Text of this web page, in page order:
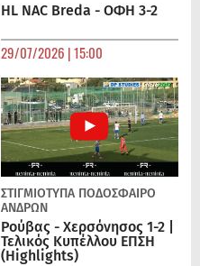
HL NAC Breda - ΟΦΗ 3-2
29/07/2026 | 15:00
ΣΤΙΓΜΙΟΤΥΠΑ ΠΟΔΌΣΦΑΙΡΟ
ΑΝΔΡΏΝ
Ρούβας - Χερσόνησος 1-2 |
Τελικός Κυπέλλου ΕΠΣΗ
(Highlights)